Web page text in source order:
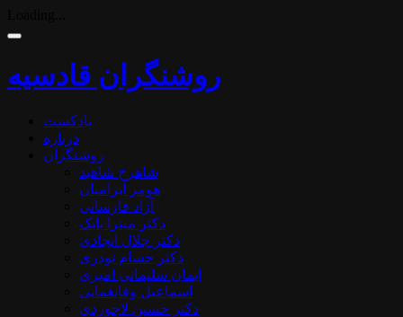
روشنگران قادسیه
پادکست
درباره
روشنگران
شاهرخ شاهید
هومر آبرامیان
آزاد فارسانی
دکتر میترا بابک
دکتر جلال ایجادی
دکتر حسام نوذری
ایمان سلیمانی امیری
اسماعیل وفایغمایی
دکتر حسین لاجوردی